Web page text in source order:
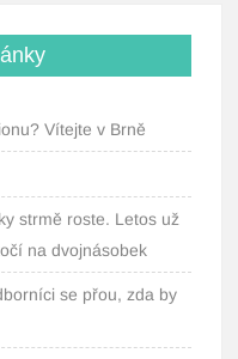
Vítejte v Brně
strmě roste. Letos už
na dvojnásobek
se přou, zda by